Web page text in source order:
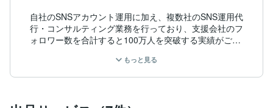
自社のSNSアカウント運用に加え、複数社のSNS運用代
行・コンサルティング業務を行っており、支援会社のフ
ォロワー数を合計すると100万人を突破する実績がござ
出品サービスなどに関しての質問もお気軽にご連絡くだ
もっと見る